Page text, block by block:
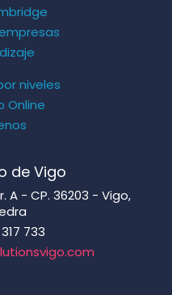
niveles
Online
de Vigo
A - CP. 36203 - Vigo,
733